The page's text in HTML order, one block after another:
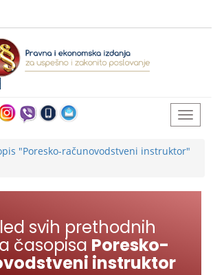
"Poresko-računovodstveni instruktor"
svih prethodnih
časopisa Poresko-
instruktor